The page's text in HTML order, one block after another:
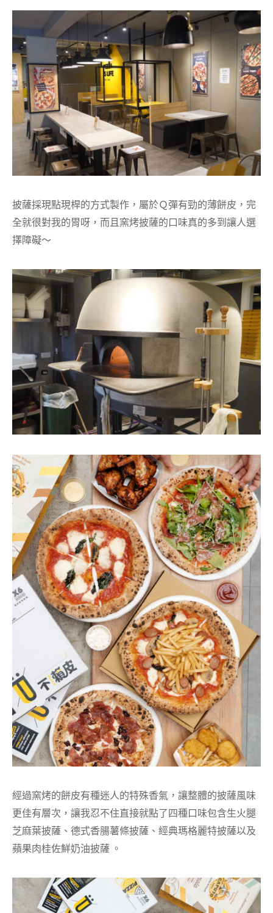
披薩採現點現桿的方式製作，屬於Ｑ彈有勁的薄餅皮，完
全就很對我的胃呀，而且窯烤披薩的口味真的多到讓人選
擇障礙～
經過窯烤的餅皮有種迷人的特殊香氣，讓整體的披薩風味
更佳有層次，讓我忍不住直接就點了四種口味包含生火腿
芝麻葉披薩、德式香腸薯條披薩、經典瑪格麗特披薩以及
蘋果肉桂佐鮮奶油披薩 。